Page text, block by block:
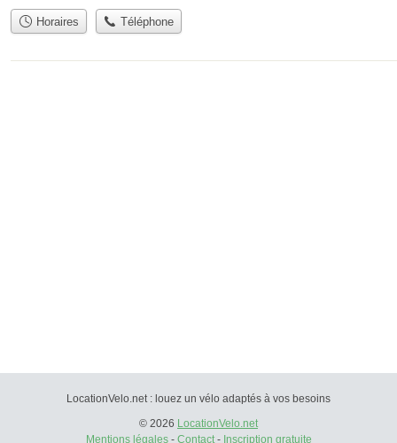
Horaires Téléphone
LocationVelo.net : louez un vélo adaptés à vos besoins
© 2026 LocationVelo.net
Mentions légales- Contact- Inscription gratuite